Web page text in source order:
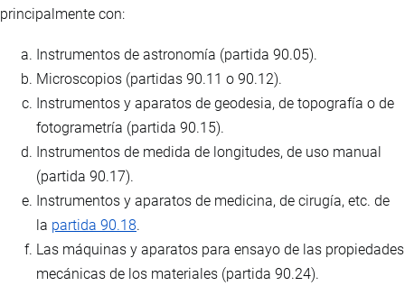
principalmente con:
Instrumentos de astronomía (partida 90.05).
Microscopios (partidas 90.11 o 90.12).
Instrumentos y aparatos de geodesia, de topografía o de
fotogrametría (partida 90.15).
Instrumentos de medida de longitudes, de uso manual
(partida 90.17).
Instrumentos y aparatos de medicina, de cirugía, etc. de
la partida 90.18.
Las máquinas y aparatos para ensayo de las propiedades
mecánicas de los materiales (partida 90.24).